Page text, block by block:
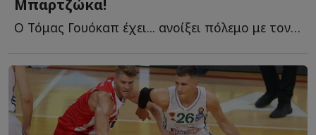
Μπαρτζώκα!
Ο Τόμας Γουόκαπ έχει... ανοίξει πόλεμο με τον Ολυμπιακό κ...